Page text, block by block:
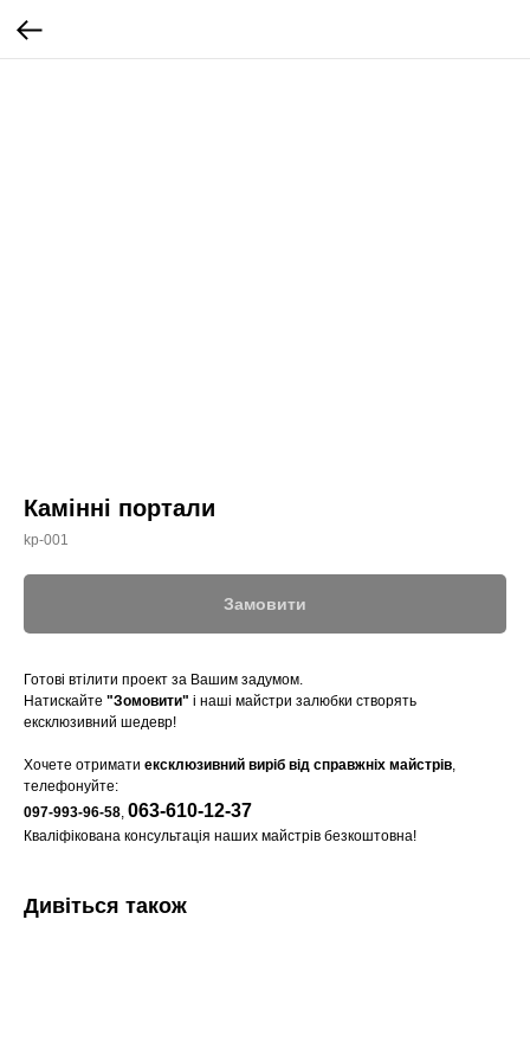
Камінні портали
kp-001
Замовити
Готові втілити проект за Вашим задумом.
Натискайте "Зомовити" і наші майстри залюбки створять
ексклюзивний шедевр!
Хочете отримати ексклюзивний виріб від справжніх майстрів,
телефонуйте:
097-993-96-58, 063-610-12-37
Кваліфікована консультація наших майстрів безкоштовна!
Дивіться також